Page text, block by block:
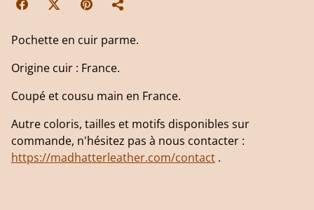
Pochette en cuir parme.
Origine cuir : France.
Coupé et cousu main en France.
Autre coloris, tailles et motifs disponibles sur
commande, n'hésitez pas à nous contacter :
https://madhatterleather.com/contact .